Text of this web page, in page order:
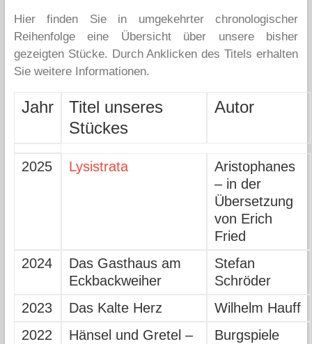
Hier finden Sie in umgekehrter chronologischer
Reihenfolge eine Übersicht über unsere bisher
gezeigten Stücke. Durch Anklicken des Titels erhalten
Sie weitere Informationen.
Jahr
Titel unseres
Stückes
Autor
2025 Lysistrata
Aristophanes
– in der
Übersetzung
von Erich
Fried
2024
Das Gasthaus am
Eckbackweiher
Stefan
Schröder
2023
Das Kalte Herz
Wilhelm Hauff
2022
Hänsel und Gretel –
Burgspiele